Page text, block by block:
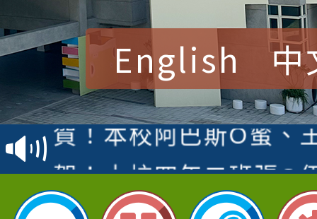
English 中
賀！本校參加桃園市中
賽 洪綺君教師榮獲社
名
賀！本校阿巴斯O蜜、
倩參加桃園市科展 國
名 指導老師王老師、
賀！本校四年二班張O
園市英語競賽國小朗讀
賀！本校參加桃園市中